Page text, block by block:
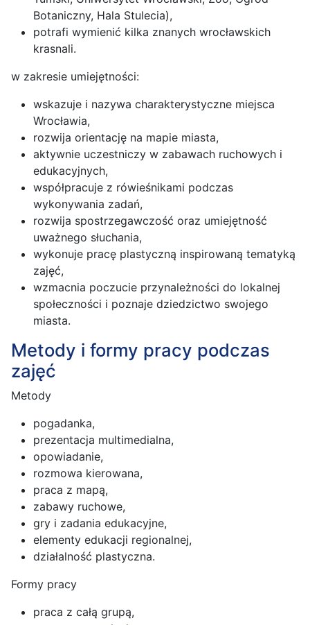
Botaniczny, Hala Stulecia),
potrafi wymienić kilka znanych wrocławskich
krasnali.
w zakresie umiejętności:
wskazuje i nazywa charakterystyczne miejsca
Wrocławia,
rozwija orientację na mapie miasta,
aktywnie uczestniczy w zabawach ruchowych i
edukacyjnych,
współpracuje z rówieśnikami podczas
wykonywania zadań,
rozwija spostrzegawczość oraz umiejętność
uważnego słuchania,
wykonuje pracę plastyczną inspirowaną tematyką
zajęć,
wzmacnia poczucie przynależności do lokalnej
społeczności i poznaje dziedzictwo swojego
miasta.
Metody i formy pracy podczas
zajęć
Metody
pogadanka,
prezentacja multimedialna,
opowiadanie,
rozmowa kierowana,
praca z mapą,
zabawy ruchowe,
gry i zadania edukacyjne,
elementy edukacji regionalnej,
działalność plastyczna.
Formy pracy
praca z całą grupą,